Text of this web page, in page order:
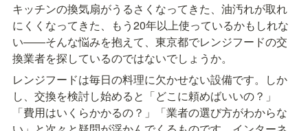
キッチンの換気扇がうるさくなってきた、油汚れが取れ
にくくなってきた、もう20年以上使っているかもしれな
い――そんな悩みを抱えて、東京都でレンジフードの交
換業者を探しているのではないでしょうか。
レンジフードは毎日の料理に欠かせない設備です。しか
し、交換を検討し始めると「どこに頼めばいいの？」
「費用はいくらかかるの？」「業者の選び方がわからな